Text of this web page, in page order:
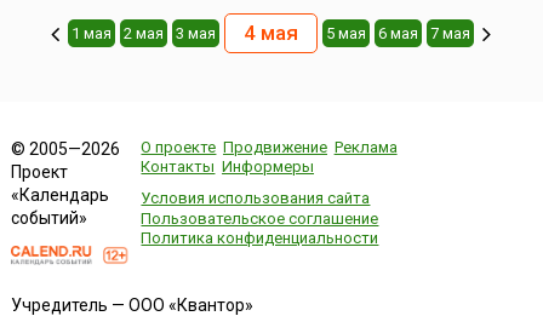
1 мая 2 мая 3 мая 4 мая 5 мая 6 мая 7 мая
© 2005—2026
Проект
«Календарь
событий»
О проекте Продвижение Реклама
Контакты Информеры
Условия использования сайта
Пользовательское соглашение
Политика конфиденциальности
Учредитель — ООО «Квантор»